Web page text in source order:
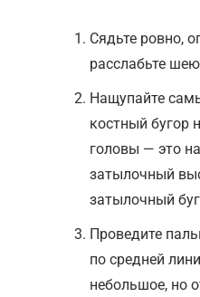
Сядьте ровно,
расслабьте
Нащупайте
костный бугор
головы — это
затылочный
затылочный
Проведите
по средней
небольшое, но